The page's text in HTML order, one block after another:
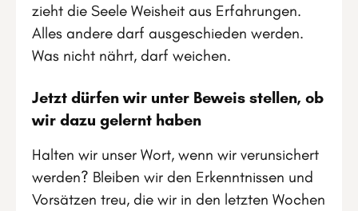
zieht die Seele Weisheit aus Erfahrungen.
Alles andere darf ausgeschieden werden.
Was nicht nährt, darf weichen.
Jetzt dürfen wir unter Beweis stellen, ob
wir dazu gelernt haben
Halten wir unser Wort, wenn wir verunsichert
werden? Bleiben wir den Erkenntnissen und
Vorsätzen treu, die wir in den letzten Wochen